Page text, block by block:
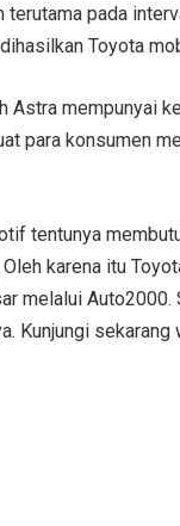
terutama pada
Toyota
Astra mempunyai
para konsumen
tentunya
karena itu
melalui
Kunjungi